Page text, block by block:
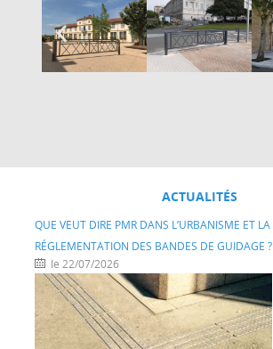
ACTUALITÉS
QUE VEUT DIRE PMR DANS L’URBANISME ET LA
RÉGLEMENTATION DES BANDES DE GUIDAGE ?
le 22/07/2026